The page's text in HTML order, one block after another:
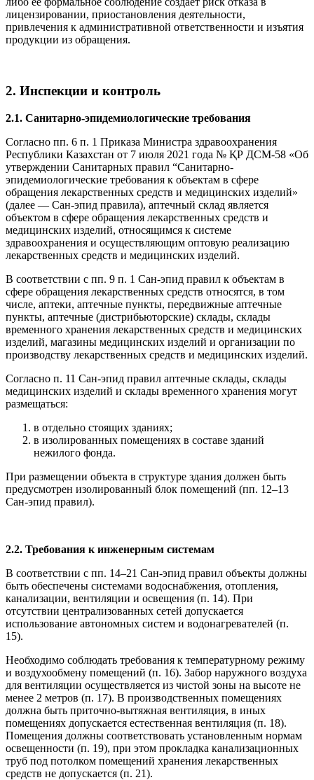
лицензировании, приостановления деятельности,
привлечения к административной ответственности и изъятия
продукции из обращения.
2. Инспекции и контроль
2.1. Санитарно-эпидемиологические требования
Согласно пп. 6 п. 1 Приказа Министра здравоохранения
Республики Казахстан от 7 июля 2021 года № ҚР ДСМ-58 «Об
утверждении Санитарных правил “Санитарно-
эпидемиологические требования к объектам в сфере
обращения лекарственных средств и медицинских изделий»
(далее — Сан-эпид правила), аптечный склад является
объектом в сфере обращения лекарственных средств и
медицинских изделий, относящимся к системе
здравоохранения и осуществляющим оптовую реализацию
лекарственных средств и медицинских изделий.
В соответствии с пп. 9 п. 1 Сан-эпид правил к объектам в
сфере обращения лекарственных средств относятся, в том
числе, аптеки, аптечные пункты, передвижные аптечные
пункты, аптечные (дистрибьюторские) склады, склады
временного хранения лекарственных средств и медицинских
изделий, магазины медицинских изделий и организации по
производству лекарственных средств и медицинских изделий.
Согласно п. 11 Сан-эпид правил аптечные склады, склады
медицинских изделий и склады временного хранения могут
размещаться:
в отдельно стоящих зданиях;
в изолированных помещениях в составе зданий
нежилого фонда.
При размещении объекта в структуре здания должен быть
предусмотрен изолированный блок помещений (пп. 12–13
Сан-эпид правил).
2.2. Требования к инженерным системам
В соответствии с пп. 14–21 Сан-эпид правил объекты должны
быть обеспечены системами водоснабжения, отопления,
канализации, вентиляции и освещения (п. 14). При
отсутствии централизованных сетей допускается
использование автономных систем и водонагревателей (п.
15).
Необходимо соблюдать требования к температурному режиму
и воздухообмену помещений (п. 16). Забор наружного воздуха
для вентиляции осуществляется из чистой зоны на высоте не
менее 2 метров (п. 17). В производственных помещениях
должна быть приточно-вытяжная вентиляция, в иных
помещениях допускается естественная вентиляция (п. 18).
Помещения должны соответствовать установленным нормам
освещенности (п. 19), при этом прокладка канализационных
труб под потолком помещений хранения лекарственных
средств не допускается (п. 21).